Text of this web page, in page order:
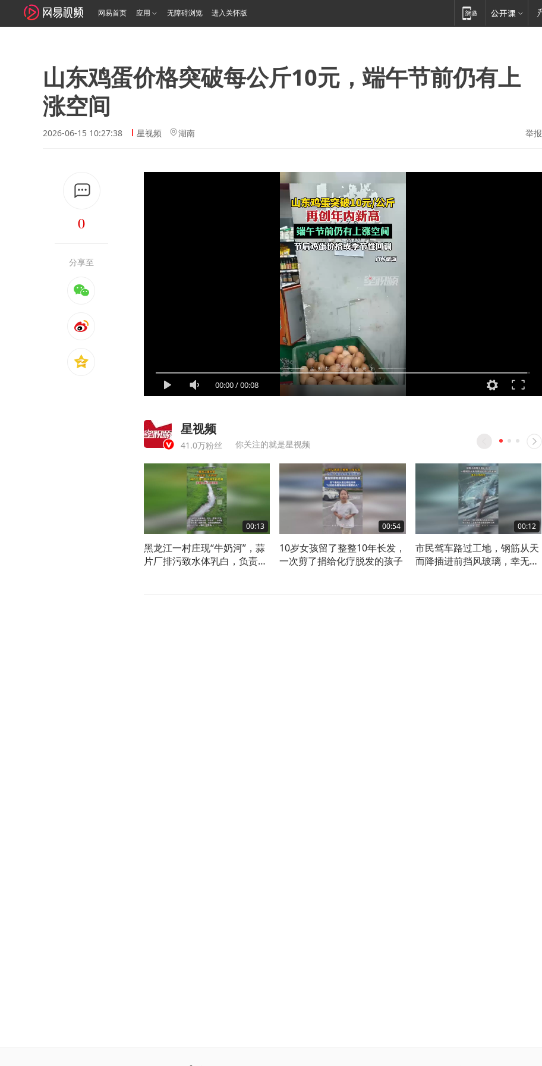
网易首页 应用 无障碍浏览 进入关怀版
山东鸡蛋价格突破每公斤10元，端午节前仍有上
涨空间
2026-06-15 10:27:38 星视频 湖南 举报
0
分享至
00:00/00:08
星视频
41.0万粉丝 你关注的就是星视频
00:13
黑龙江一村庄现“牛奶河”，蒜
片厂排污致水体乳白，负责人
00:54
10岁女孩留了整整10年长发，
一次剪了捐给化疗脱发的孩子
00:12
市民驾车路过工地，钢筋从天
而降插进前挡风玻璃，幸无人